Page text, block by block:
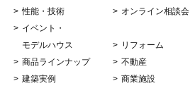
性能・技術
イベント・
モデルハウス
商品ラインナップ
建築実例
オンライン相談会
リフォーム
不動産
商業施設